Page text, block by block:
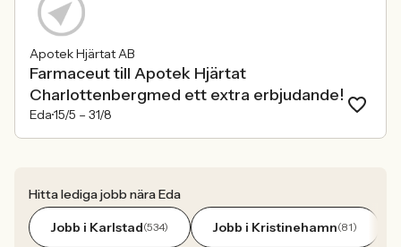
Apotek Hjärtat AB
Farmaceut till Apotek Hjärtat
Charlottenbergmed ett extra erbjudande!
Eda15/5 – 31/8
Hitta lediga jobb nära Eda
Jobb i Karlstad(534) Jobb i Kristinehamn(81)